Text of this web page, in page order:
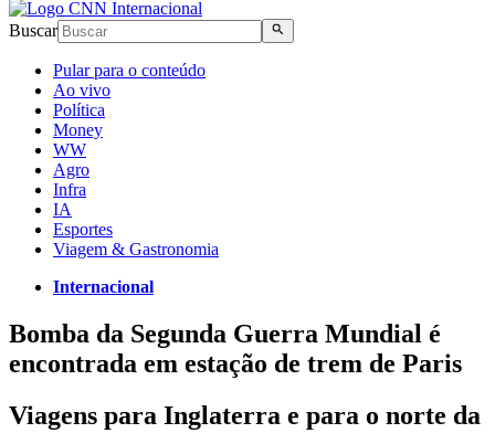
Buscar
Pular para o conteúdo
Ao vivo
Política
Money
WW
Agro
Infra
IA
Esportes
Viagem & Gastronomia
Internacional
Bomba da Segunda Guerra Mundial é
encontrada em estação de trem de Paris
Viagens para Inglaterra e para o norte da